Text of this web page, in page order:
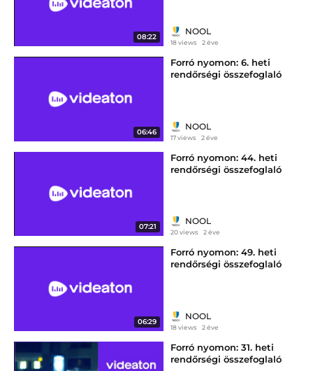
08:22
NOOL
18 views 2 éve
06:46
Forró nyomon: 6. heti
rendőrségi összefoglaló
NOOL
17 views 2 éve
07:21
Forró nyomon: 44. heti
rendőrségi összefoglaló
NOOL
20 views 2 éve
06:29
Forró nyomon: 49. heti
rendőrségi összefoglaló
NOOL
18 views 2 éve
Forró nyomon: 31. heti
rendőrségi összefoglaló